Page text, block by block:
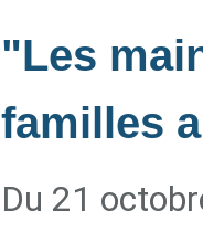
"Les
familles
Du 21